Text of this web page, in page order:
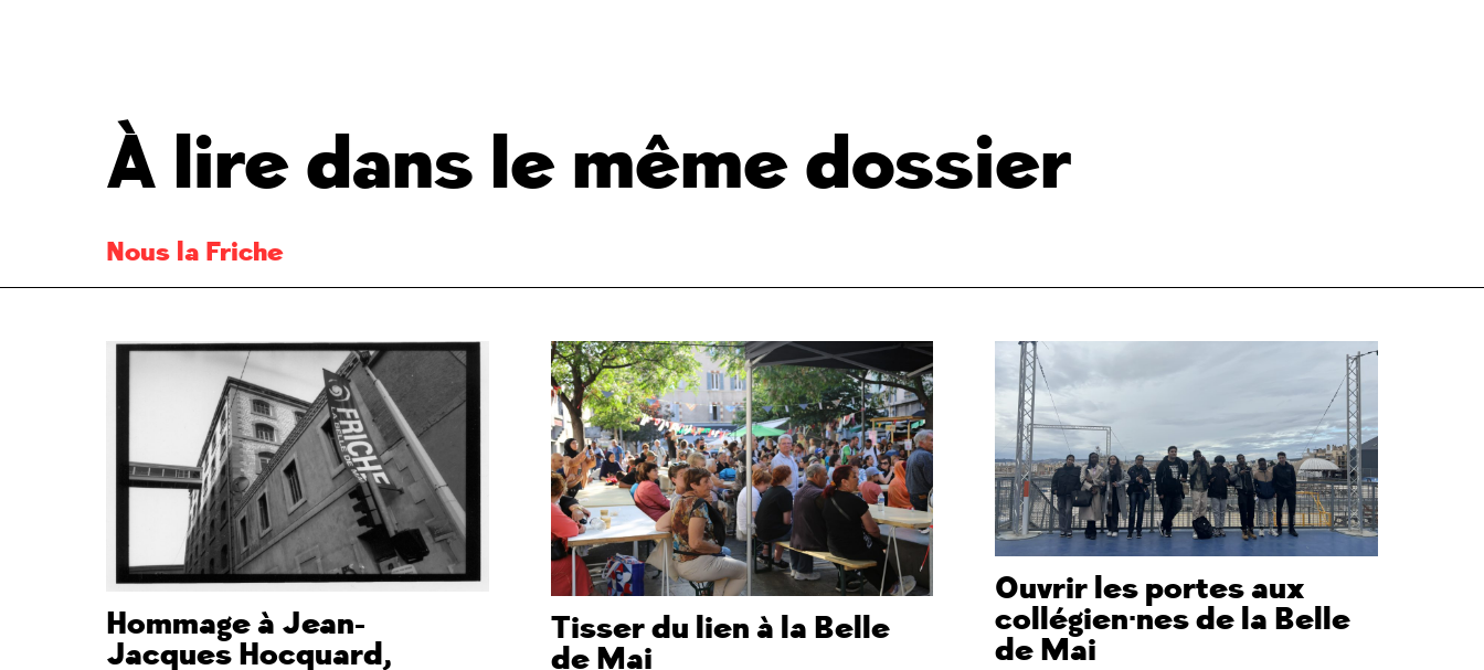
À lire dans le même dossier
Nous la Friche
Hommage à Jean-
Jacques Hocquard,
Tisser du lien à la Belle
de Mai
Ouvrir les portes aux
collégien·nes de la Belle
de Mai